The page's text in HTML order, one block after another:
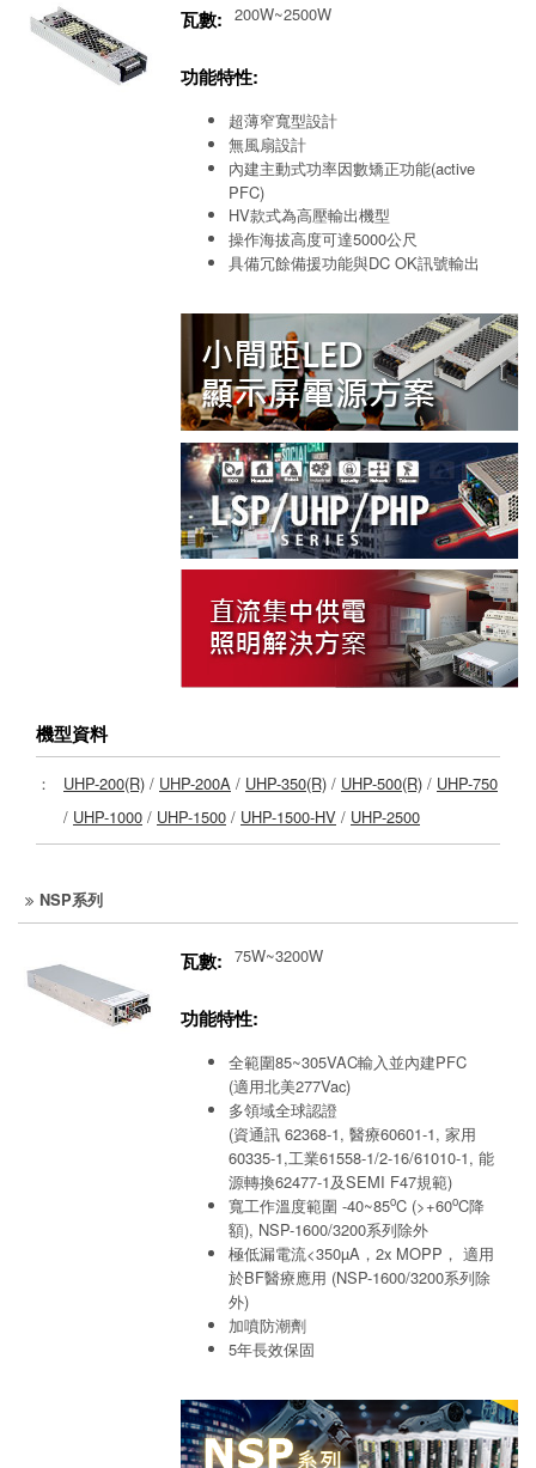
瓦數: 200W~2500W
功能特性:
超薄窄寬型設計
無風扇設計
內建主動式功率因數矯正功能(active
PFC)
HV款式為高壓輸出機型
操作海拔高度可達5000公尺
具備冗餘備援功能與DC OK訊號輸出
機型資料
： UHP-200(R) / UHP-200A / UHP-350(R) / UHP-500(R) / UHP-750
/ UHP-1000 / UHP-1500 / UHP-1500-HV / UHP-2500
NSP系列
瓦數: 75W~3200W
功能特性:
全範圍85~305VAC輸入並內建PFC
(適用北美277Vac)
多領域全球認證
(資通訊 62368-1, 醫療60601-1, 家用
60335-1,工業61558-1/2-16/61010-1, 能
源轉換62477-1及SEMI F47規範)
寬工作溫度範圍 -40~85oC (>+60oC降
額), NSP-1600/3200系列除外
極低漏電流<350µA，2x MOPP， 適用
於BF醫療應用 (NSP-1600/3200系列除
外)
加噴防潮劑
5年長效保固